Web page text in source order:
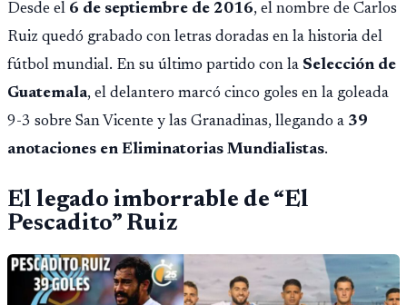
Desde el 6 de septiembre de 2016, el nombre de Carlos
Ruiz quedó grabado con letras doradas en la historia del
fútbol mundial. En su último partido con la Selección de
Guatemala, el delantero marcó cinco goles en la goleada
9-3 sobre San Vicente y las Granadinas, llegando a 39
anotaciones en Eliminatorias Mundialistas.
El legado imborrable de “El
Pescadito” Ruiz